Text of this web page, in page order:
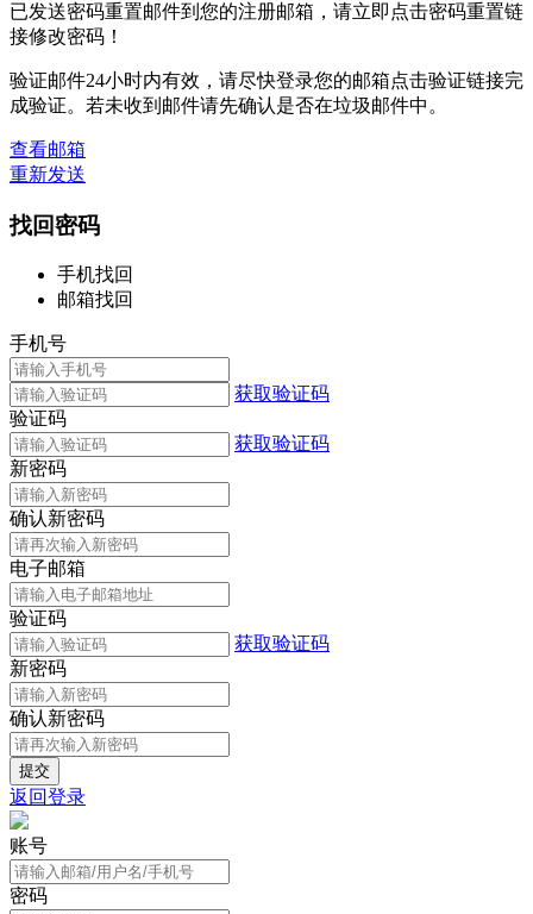
已发送密码重置邮件到您的注册邮箱，请立即点击密码重置链
接修改密码！
验证邮件24小时内有效，请尽快登录您的邮箱点击验证链接完
成验证。若未收到邮件请先确认是否在垃圾邮件中。
查看邮箱
重新发送
找回密码
手机找回
邮箱找回
手机号
获取验证码
验证码
获取验证码
新密码
确认新密码
电子邮箱
验证码
获取验证码
新密码
确认新密码
返回登录
账号
密码